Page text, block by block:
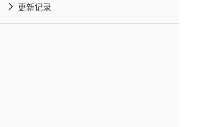
更新记录